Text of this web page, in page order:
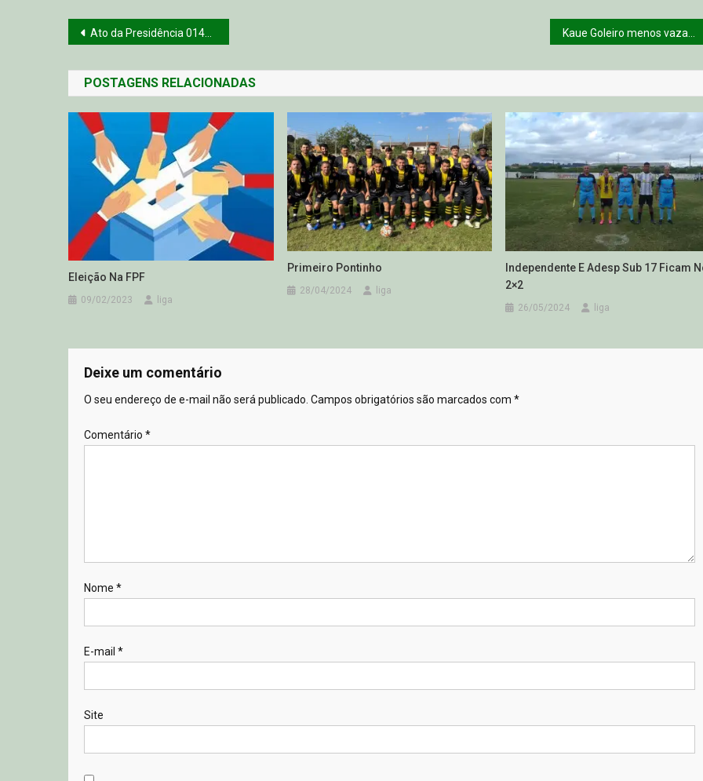
Navegação
de
Post
Ato da Presidência 014/2024
POSTAGENS RELACIONADAS
Eleição Na FPF
09/02/2023 liga
Primeiro Pontinho
28/04/2024 liga
Independente E Adesp Sub 17 Ficam
2×2
26/05/2024 liga
Deixe um comentário
O seu endereço de e-mail não será publicado. Campos obrigatórios são marcados com *
Comentário *
Nome *
E-mail *
Site